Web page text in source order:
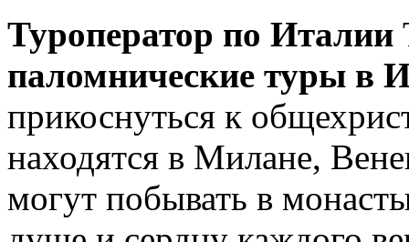
Туроператор по Италии
паломнические туры в
прикоснуться к
находятся в Милане,
могут побывать в